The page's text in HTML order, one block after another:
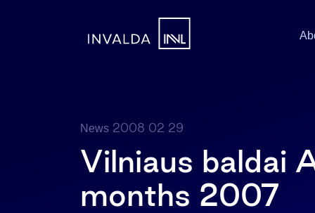
News 2008 02 29
Vilniaus baldai
months 2007